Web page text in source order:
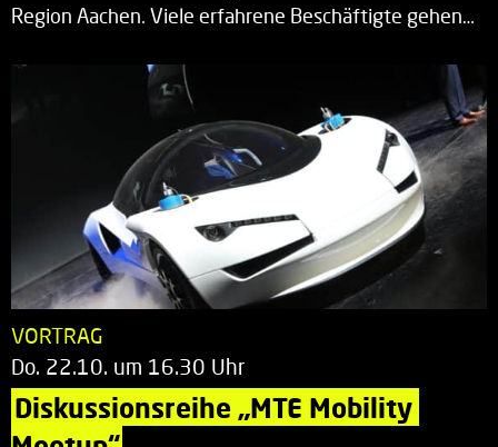
Region Aachen. Viele erfahrene Beschäftigte gehen…
VORTRAG
Do. 22.10. um 16.30 Uhr
Diskussionsreihe „MTE Mobility